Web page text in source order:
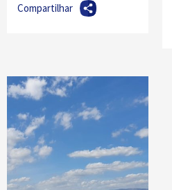
Compartilhar